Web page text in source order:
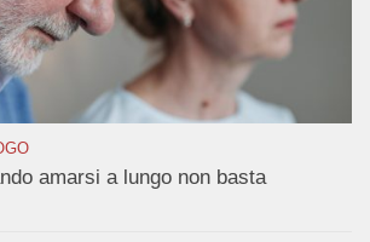
amarsi a lungo non basta